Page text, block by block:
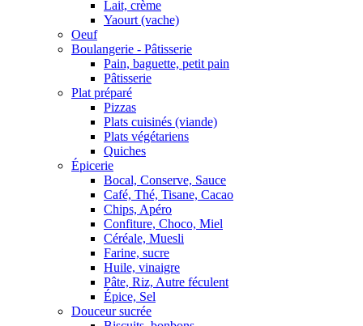
Lait, crème
Yaourt (vache)
Oeuf
Boulangerie - Pâtisserie
Pain, baguette, petit pain
Pâtisserie
Plat préparé
Pizzas
Plats cuisinés (viande)
Plats végétariens
Quiches
Épicerie
Bocal, Conserve, Sauce
Café, Thé, Tisane, Cacao
Chips, Apéro
Confiture, Choco, Miel
Céréale, Muesli
Farine, sucre
Huile, vinaigre
Pâte, Riz, Autre féculent
Épice, Sel
Douceur sucrée